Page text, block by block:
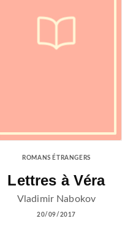
ROMANS ÉTRANGERS
Lettres à Véra
Vladimir Nabokov
20/09/2017